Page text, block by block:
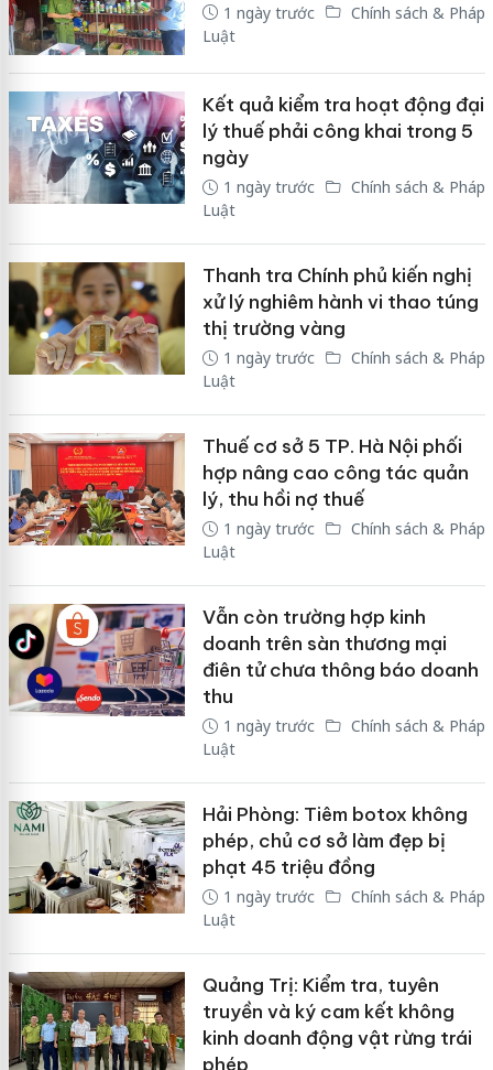
1 ngày trước
Chính sách & Pháp
Luật
Kết quả kiểm tra hoạt động đại
lý thuế phải công khai trong 5
ngày
1 ngày trước
Chính sách & Pháp
Luật
Thanh tra Chính phủ kiến nghị
xử lý nghiêm hành vi thao túng
thị trường vàng
1 ngày trước
Chính sách & Pháp
Luật
Thuế cơ sở 5 TP. Hà Nội phối
hợp nâng cao công tác quản
lý, thu hồi nợ thuế
1 ngày trước
Chính sách & Pháp
Luật
Vẫn còn trường hợp kinh
doanh trên sàn thương mại
điên tử chưa thông báo doanh
thu
1 ngày trước
Chính sách & Pháp
Luật
Hải Phòng: Tiêm botox không
phép, chủ cơ sở làm đẹp bị
phạt 45 triệu đồng
1 ngày trước
Chính sách & Pháp
Luật
Quảng Trị: Kiểm tra, tuyên
truyền và ký cam kết không
kinh doanh động vật rừng trái
phép